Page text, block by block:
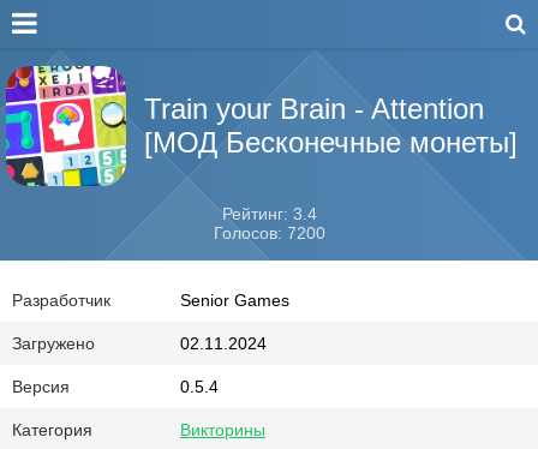
Train your Brain - Attention
[МОД Бесконечные монеты]
Рейтинг: 3.4
Голосов: 7200
Разработчик Senior Games
Загружено 02.11.2024
Версия 0.5.4
Категория Викторины